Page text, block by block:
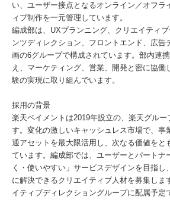
い、ユーザー接点となるオンライン／オフラ
ィブ制作を一元管理しています。
編成部は、UXプランニング、クリエイティ
ンツディレクション、フロントエンド、広告
画の6グループで構成されています。部内連
え、マーケティング、営業、開発と密に協働
験の実現に取り組んでいます。
採用の背景
楽天ペイメントは2019年設立の、楽天グル
す。変化の激しいキャッシュレス市場で、事
通アセットを最大限活用し、次なる価値をと
ています。編成部では、ユーザーとパートナ
く・使いやすい」サービスデザインを目指し
に解決できるクリエイティブ人材を募集しま
イティブディレクショングループに配属予定